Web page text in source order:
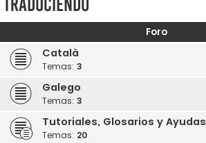
Traduciendo
Foro
Català
Temas: 3
Galego
Temas: 3
Tutoriales, Glosarios y Ayudas
Temas: 20